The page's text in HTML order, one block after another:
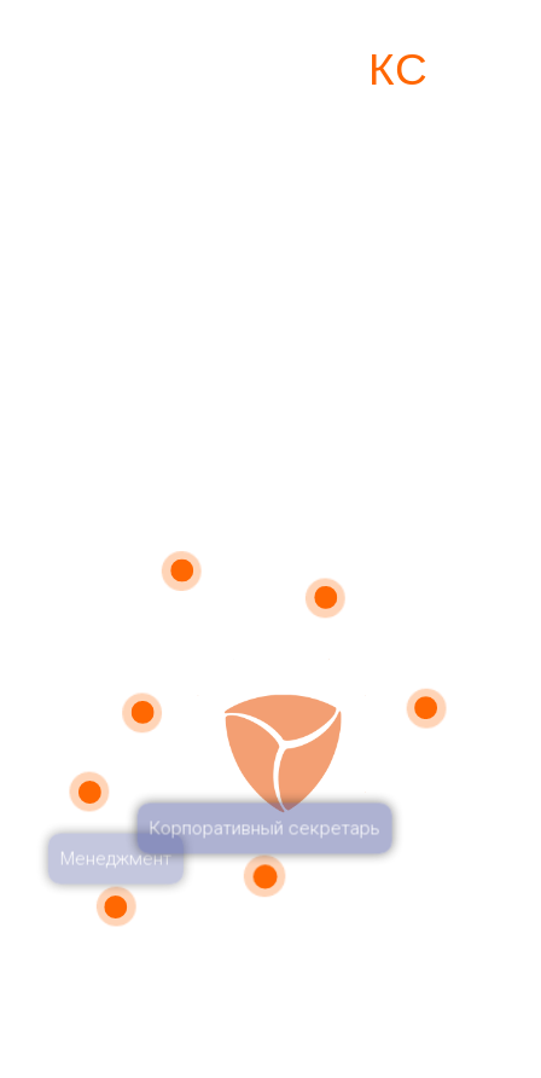
КС
Корпоративный секретарь